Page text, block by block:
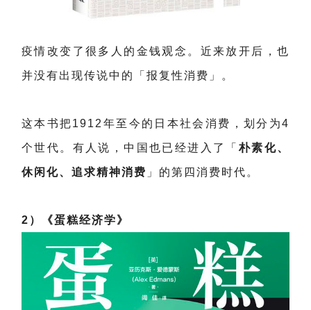
疫情改变了很多人的金钱观念。近来放开后，也
并没有出现传说中的「报复性消费」。
这本书把1912年至今的日本社会消费，划分为4
个世代。有人说，中国也已经进入了「朴素化、
休闲化、追求精神消费 」的第四消费时代。
2）《蛋糕经济学》